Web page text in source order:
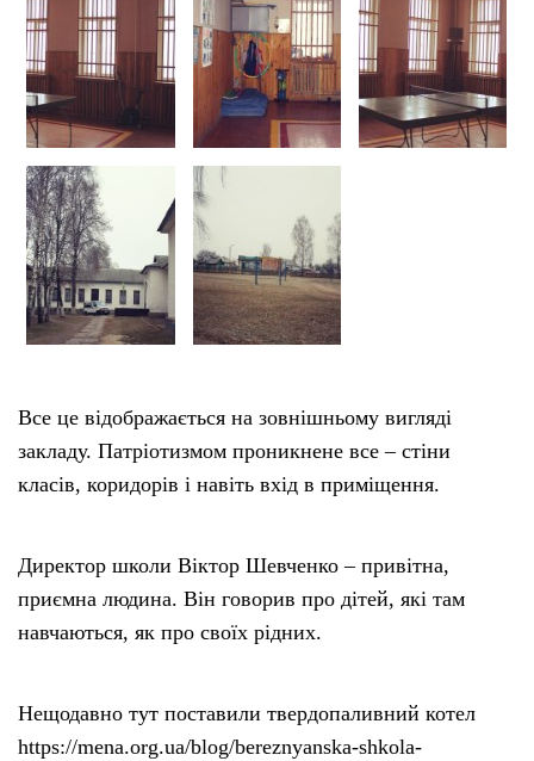
Все це відображається на зовнішньому вигляді
закладу. Патріотизмом проникнене все – стіни
класів, коридорів і навіть вхід в приміщення.
Директор школи Віктор Шевченко – привітна,
приємна людина. Він говорив про дітей, які там
навчаються, як про своїх рідних.
Нещодавно тут поставили твердопаливний котел
https://mena.org.ua/blog/bereznyanska-shkola-